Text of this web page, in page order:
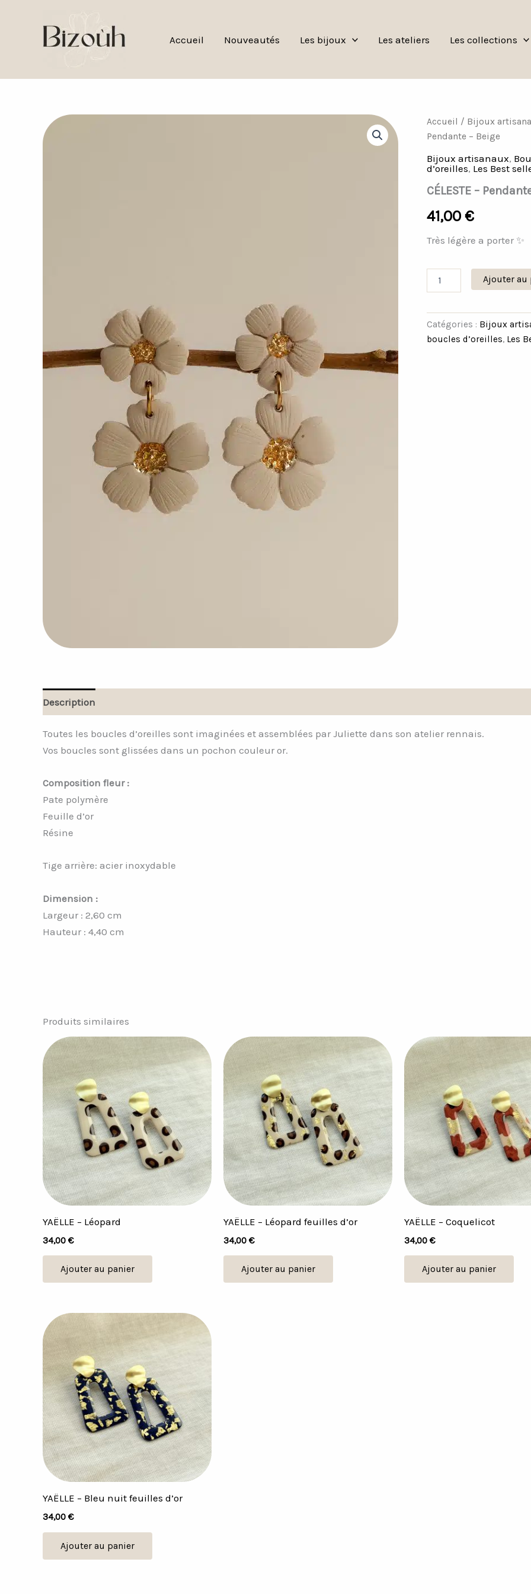
Accueil Nouveautés Les bijoux Les ateliers Les collections
Accueil / Bijoux
Pendante – Beige
Bijoux artisanaux,
d’oreilles, Les Best
CÉLESTE –
41,00 €
Très légère a porter ✨
quantité
de
-
Pendante
Beige
Ajouter au
Catégories : Bijoux
boucles d’oreilles, Les
Description
Toutes les boucles d’oreilles sont imaginées et assemblées par Juliette dans son atelier rennais.
Vos boucles sont glissées dans un pochon couleur or.
Composition fleur :
Pate polymère
Feuille d’or
Résine
Tige arrière: acier inoxydable
Dimension :
Largeur : 2,60 cm
Hauteur : 4,40 cm
Produits similaires
YAËLLE – Léopard
34,00 €
Ajouter au panier
YAËLLE – Léopard feuilles d’or
34,00 €
Ajouter au panier
YAËLLE – Coquelicot
34,00 €
Ajouter au panier
YAËLLE – Bleu nuit feuilles d’or
34,00 €
Ajouter au panier